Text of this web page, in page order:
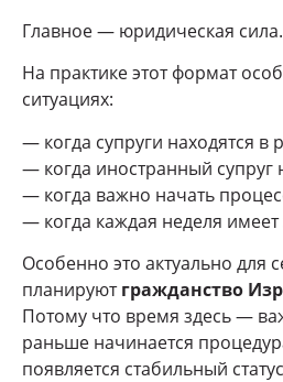
Главное — юридическая сила.
На практике этот формат
ситуациях:
— когда супруги находятся в
— когда иностранный супруг
— когда важно начать
— когда каждая неделя
Особенно это актуально для
планируютгражданство
Потому что время здесь —
раньше начинается
появляется стабильный